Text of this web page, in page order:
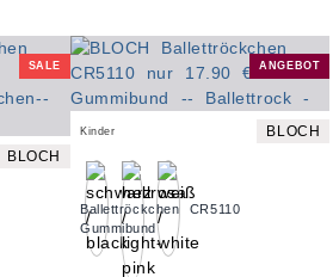
SALE
BLOCH
ANGEBOT
Kinder BLOCH
Ballettröckchen CR5110
Gummibund